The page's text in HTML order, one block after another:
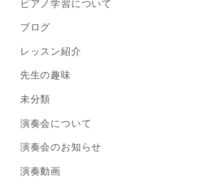
ブログ
レッスン紹介
先生の趣味
未分類
演奏会について
演奏会のお知らせ
演奏動画